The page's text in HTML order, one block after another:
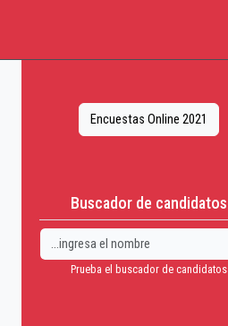
Encuestas Online 2021
Buscador de candidatos
Prueba el buscador de candidatos